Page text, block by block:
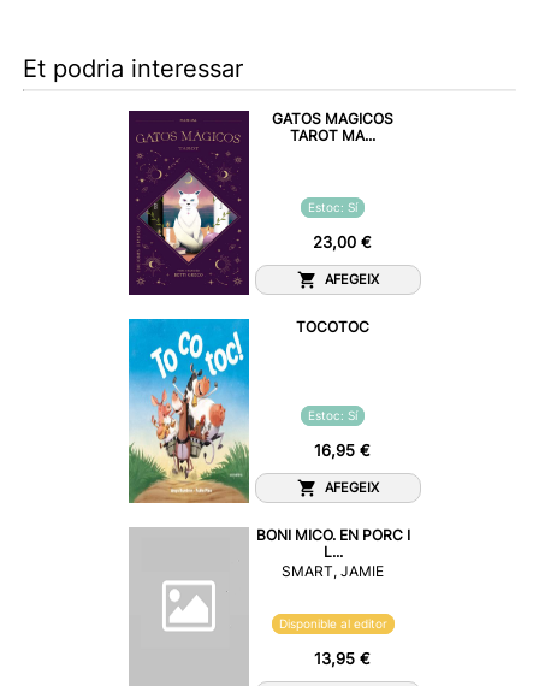
Et podria interessar
GATOS MAGICOS
TAROT MA...
Estoc: Sí
23,00 €
AFEGEIX
TOCOTOC
Estoc: Sí
16,95 €
AFEGEIX
BONI MICO. EN PORC I
L...
SMART, JAMIE
Disponible al editor
13,95 €